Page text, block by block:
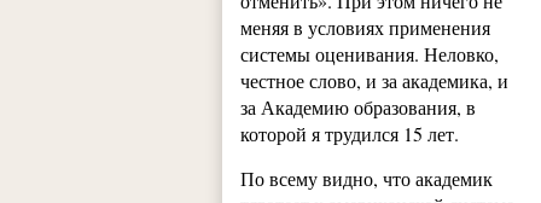
меняя в условиях применения
системы оценивания. Неловко,
честное слово, и за академика, и
за Академию образования, в
которой я трудился 15 лет.
По всему видно, что академик